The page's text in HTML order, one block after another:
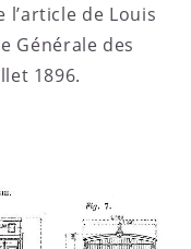
l’article de Louis
Générale des
1896.